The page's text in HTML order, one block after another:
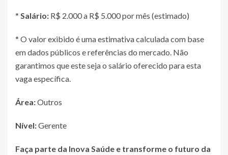
* Salário: R$ 2.000 a R$ 5.000 por mês (estimado)
* O valor exibido é uma estimativa calculada com base
em dados públicos e referências do mercado. Não
garantimos que este seja o salário oferecido para esta
vaga específica.
Área:Outros
Nível:Gerente
Faça parte da Inova Saúde e transforme o futuro da